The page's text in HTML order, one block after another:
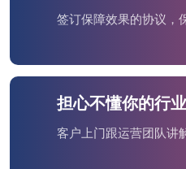
签订保障效果的协议，
担心不懂你的行业
客户上门跟运营团队讲